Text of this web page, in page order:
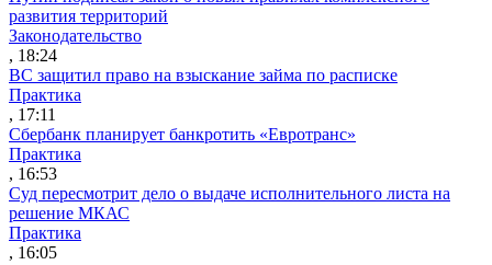
развития территорий
Законодательство
, 18:24
ВС защитил право на взыскание займа по расписке
Практика
, 17:11
Сбербанк планирует банкротить «Евротранс»
Практика
, 16:53
Суд пересмотрит дело о выдаче исполнительного листа на
решение МКАС
Практика
, 16:05